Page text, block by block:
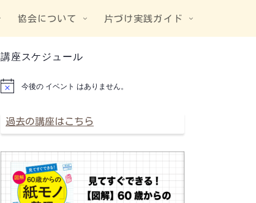
協会について 片づけ実践ガイド
講座スケジュール
N
今後の イベント はありません。
過去の講座はこちら